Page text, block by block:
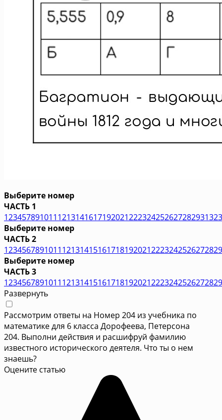
Выберите номер
ЧАСТЬ 1
123457891011121314161719202122232425262728293132
Выберите номер
ЧАСТЬ 2
1234567891011121314151617181920212223242526272829
Выберите номер
ЧАСТЬ 3
1234567891011121314151617181920212223242526272829
Развернуть
Рассмотрим ответы на Номер 204 из учебника по
математике для 6 класса Дорофеева, Петерсона
204. Выполни действия и расшифруй фамилию
известного исторического деятеля. Что ты о нем
знаешь?
Оцените статью